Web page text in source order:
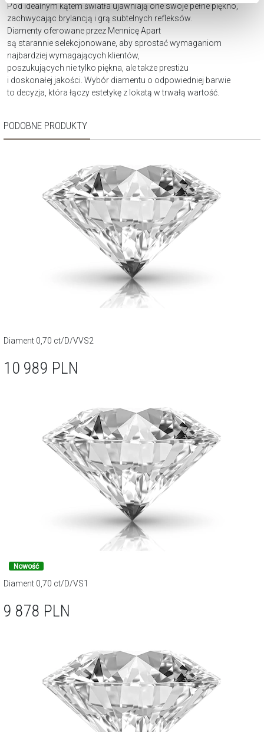
Zarządzaj preferencjami. W każdej chwili możesz
dokonać zmiany wybranych przez Ciebie plików cookie.
Pod idealnym kątem światła ujawniają one swoje pełne piękno,
zachwycając brylancją i grą subtelnych refleksów.
Diamenty oferowane przez Mennicę Apart
są starannie selekcjonowane, aby sprostać wymaganiom
najbardziej wymagających klientów,
poszukujących nie tylko piękna, ale także prestiżu
i doskonałej jakości. Wybór diamentu o odpowiedniej barwie
to decyzja, która łączy estetykę z lokatą w trwałą wartość.
PODOBNE PRODUKTY
Diament 0,70 ct/D/VVS2
10 989 PLN
Nowość
Diament 0,70 ct/D/VS1
9 878 PLN